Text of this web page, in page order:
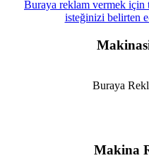
Buraya
Makina